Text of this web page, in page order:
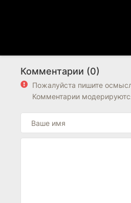
Комментарии (0)
Пожалуйста пишите
Комментарии